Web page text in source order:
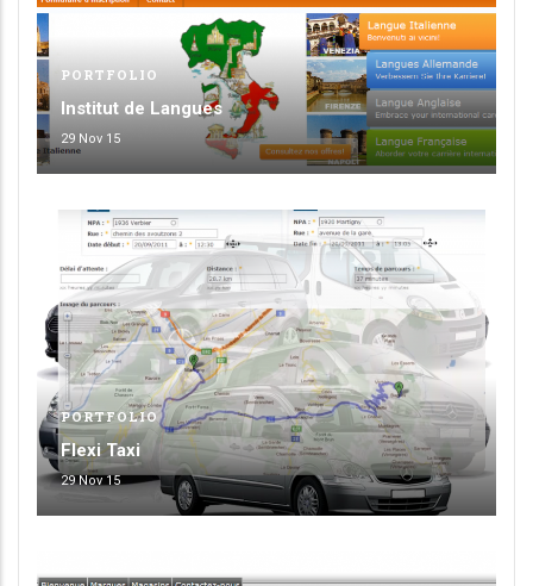
PORTFOLIO
Institut de Langues
29 Nov 15
PORTFOLIO
Flexi Taxi
29 Nov 15